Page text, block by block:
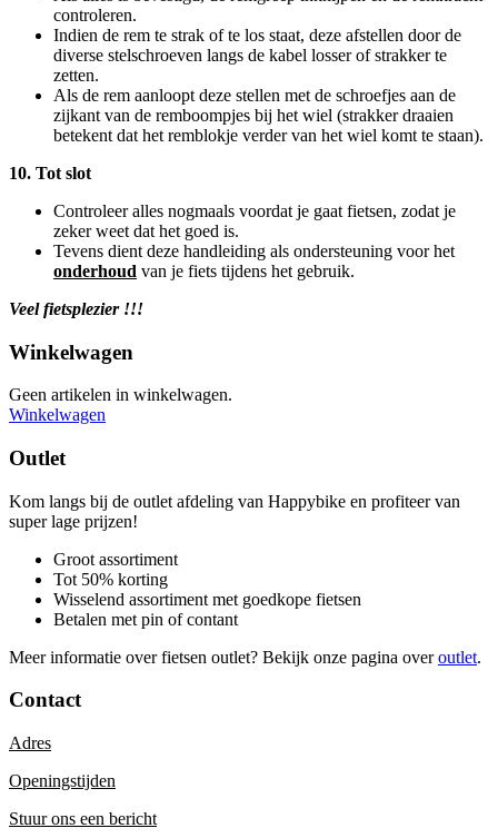
controleren.
Indien de rem te strak of te los staat, deze afstellen door de
diverse stelschroeven langs de kabel losser of strakker te
zetten.
Als de rem aanloopt deze stellen met de schroefjes aan de
zijkant van de remboompjes bij het wiel (strakker draaien
betekent dat het remblokje verder van het wiel komt te staan).
10. Tot slot
Controleer alles nogmaals voordat je gaat fietsen, zodat je
zeker weet dat het goed is.
Tevens dient deze handleiding als ondersteuning voor het
onderhoud van je fiets tijdens het gebruik.
Veel fietsplezier !!!
Winkelwagen
Geen artikelen in winkelwagen.
Winkelwagen
Outlet
Kom langs bij de outlet afdeling van Happybike en profiteer van
super lage prijzen!
Groot assortiment
Tot 50% korting
Wisselend assortiment met goedkope fietsen
Betalen met pin of contant
Meer informatie over fietsen outlet? Bekijk onze pagina overoutlet.
Contact
Adres
Openingstijden
Stuur ons een bericht